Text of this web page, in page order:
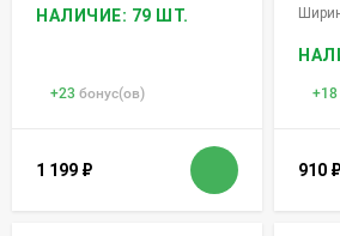
НАЛИЧИЕ: 79 ШТ.
+23 бонус(ов)
1 199 ₽
+18
910 ₽